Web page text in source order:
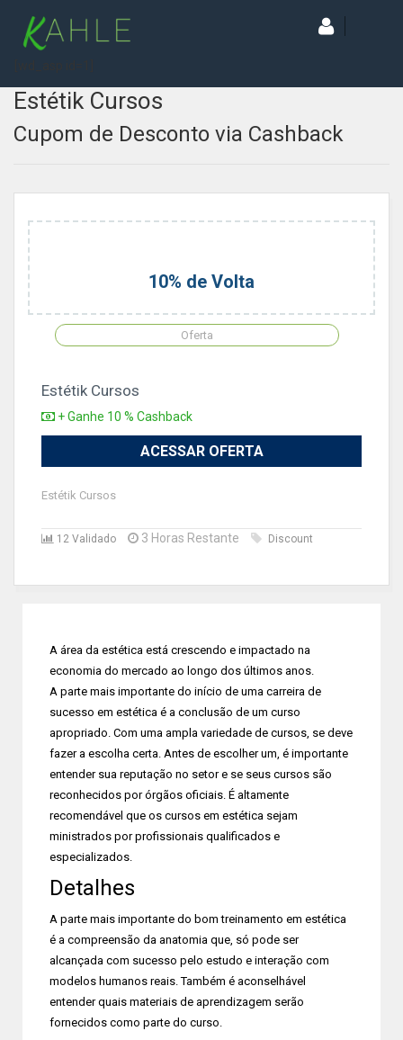
Estétik Cursos
Cupom de Desconto via Cashback
10% de Volta
Oferta
Estétik Cursos
+ Ganhe 10 % Cashback
ACESSAR OFERTA
Estétik Cursos
12 Validado 3 Horas Restante Discount
A área da estética está crescendo e impactado na
economia do mercado ao longo dos últimos anos.
A parte mais importante do início de uma carreira de
sucesso em estética é a conclusão de um curso
apropriado. Com uma ampla variedade de cursos, se deve
fazer a escolha certa. Antes de escolher um, é importante
entender sua reputação no setor e se seus cursos são
reconhecidos por órgãos oficiais. É altamente
recomendável que os cursos em estética sejam
ministrados por profissionais qualificados e
especializados.
Detalhes
A parte mais importante do bom treinamento em estética
é a compreensão da anatomia que, só pode ser
alcançada com sucesso pelo estudo e interação com
modelos humanos reais. Também é aconselhável
entender quais materiais de aprendizagem serão
fornecidos como parte do curso.